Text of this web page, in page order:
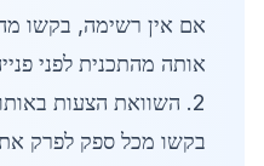
אם אין רשימה, בקשו
אותה מהתכנית לפני
2. השוואת הצעות באותו פורמט
בקשו מכל ספק לפרק